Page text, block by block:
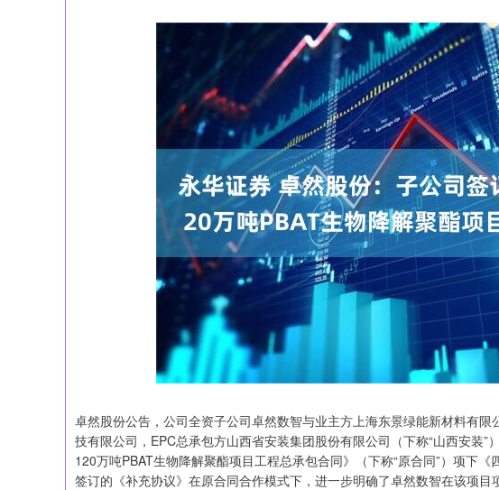
卓然股份公告，公司全资子公司卓然数智与业主方上海东景绿能新材料有限
技有限公司，EPC总承包方山西省安装集团股份有限公司（下称“山西安装
120万吨PBAT生物降解聚酯项目工程总承包合同》（下称“原合同”）项下
签订的《补充协议》在原合同合作模式下，进一步明确了卓然数智在该项
沪深300 4651.31 -0.15%